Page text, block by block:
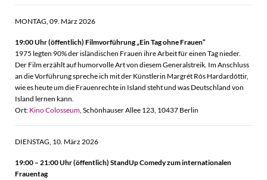
MONTAG, 09. März 2026
19:00 Uhr (öffentlich) Filmvorführung „Ein Tag ohne Frauen“
1975 legten 90% der isländischen Frauen ihre Arbeit für einen Tag nieder.
Der Film erzählt auf humorvolle Art von diesem Generalstreik. Im Anschluss
an die Vorführung spreche ich mit der Künstlerin Margrét Rós Hardardóttir,
wie es heute um die Frauenrechte in Island steht und was Deutschland von
Island lernen kann.
Ort: Kino Colosseum, Schönhauser Allee 123, 10437 Berlin
DIENSTAG, 10. März 2026
19:00 – 21:00 Uhr (öffentlich) StandUp Comedy zum internationalen
Frauentag